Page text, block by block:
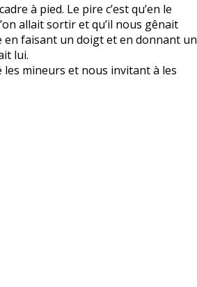
à pied. Le pire c’est qu’en le
allait sortir et qu’il nous gênait
en faisant un doigt et en donnant un
lui.
les mineurs et nous invitant à les